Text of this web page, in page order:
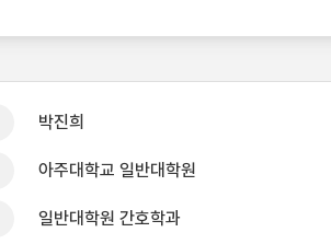
박진희
아주대학교 일반대학원
일반대학원 간호학과